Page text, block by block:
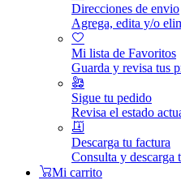
Direcciones de envio
Agrega, edita y/o
Mi lista de Favoritos
Guarda y revisa tus
Sigue tu pedido
Revisa el estado
Descarga tu factura
Consulta y descarga
Mi carrito